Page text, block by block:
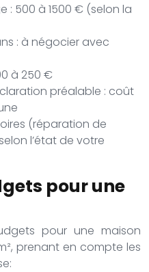
: 500 à 1500 € (selon la
: à négocier avec
à 250 €
préalable : coût
(réparation de
l’état de votre
pour une
pour une maison
prenant en compte les